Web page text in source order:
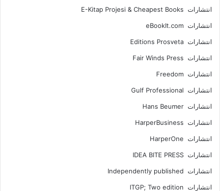
انتشارات E-Kitap Projesi & Cheapest Books
انتشارات eBookIt.com
انتشارات Editions Prosveta
انتشارات Fair Winds Press
انتشارات Freedom
انتشارات Gulf Professional
انتشارات Hans Beumer
انتشارات HarperBusiness
انتشارات HarperOne
انتشارات IDEA BITE PRESS
انتشارات Independently published
انتشارات ITGP; Two edition